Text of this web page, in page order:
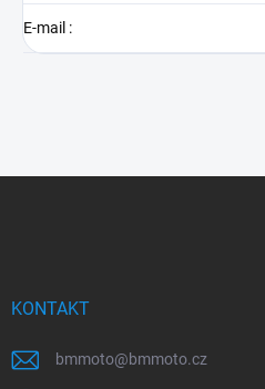
E-mail :
KONTAKT
bmmoto@bmmoto.cz